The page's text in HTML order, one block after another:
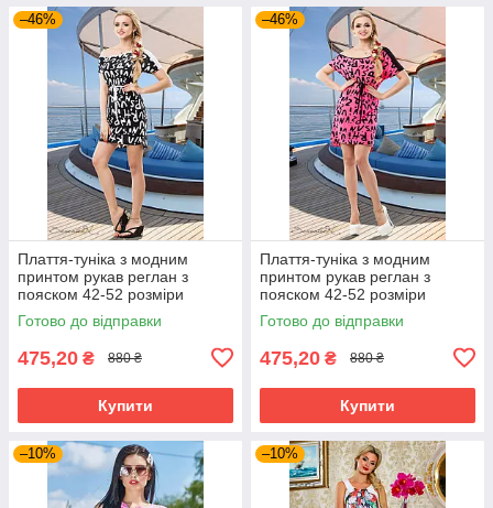
–46%
Плаття-туніка з модним
принтом рукав реглан з
пояском 42-52 розміри
Готово до відправки
475,20 ₴ 880 ₴
Купити
–46%
Плаття-туніка з модним
принтом рукав реглан з
пояском 42-52 розміри
Готово до відправки
475,20 ₴ 880 ₴
Купити
–10% –10%